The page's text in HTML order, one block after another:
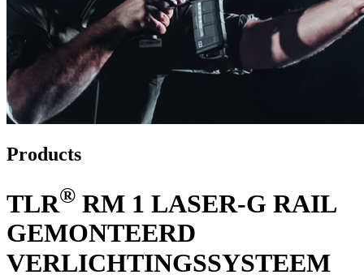
Products
TLR® RM 1 LASER-G RAIL
GEMONTEERD
VERLICHTINGSSYSTEEM